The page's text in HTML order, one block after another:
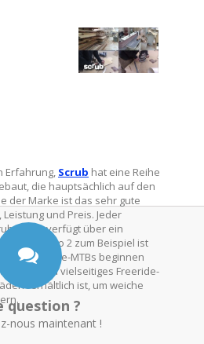
Erfahrung, Scrub hat eine Reihe
die hauptsächlich auf den
der Marke ist das sehr gute
und Preis. Jeder
Reihe verfügt über ein
Pshycho 2 zum Beispiel ist
Kite-MTBs beginnen
2 ist ein vielseitiges Freeride-
erhältlich ist, um weiche
question ?
nous maintenant !